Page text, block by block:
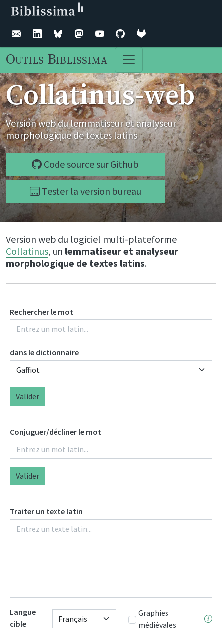
Outils Biblissima
Collatinus-web
Version web du lemmatiseur et analyseur
morphologique de textes latins
Code source sur Github
Tester la version bureau
Version web du logiciel multi-plateforme
Collatinus, un lemmatiseur et analyseur
morphologique de textes latins.
Rechercher le mot
dans le dictionnaire
Valider
Conjuguer/décliner le mot
Valider
Traiter un texte latin
Langue
cible
Graphies
médiévales